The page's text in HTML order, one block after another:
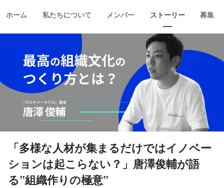
ホーム 私たちについて メンバー ストーリー 募集
「多様な人材が集まるだけではイノベー
ションは起こらない？」唐澤俊輔が語
る”組織作りの極意”